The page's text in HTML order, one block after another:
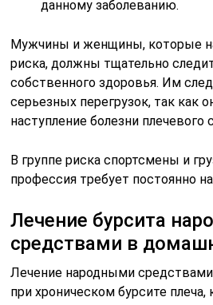
Лечение народными средствами
при хроническом бурсите плеча,
многие методы, выпиты тонны
а боли в плече и
От таких пациентов обычно
или рекомендуют операцию, на
не согласен.